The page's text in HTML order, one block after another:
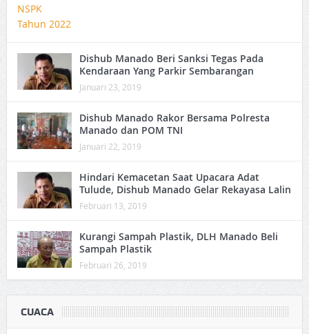
Dishub Manado Beri Sanksi Tegas Pada
Kendaraan Yang Parkir Sembarangan
Januari 23, 2019
Dishub Manado Rakor Bersama Polresta
Manado dan POM TNI
Januari 22, 2019
Hindari Kemacetan Saat Upacara Adat
Tulude, Dishub Manado Gelar Rekayasa Lalin
Februari 13, 2019
Kurangi Sampah Plastik, DLH Manado Beli
Sampah Plastik
Februari 26, 2019
CUACA